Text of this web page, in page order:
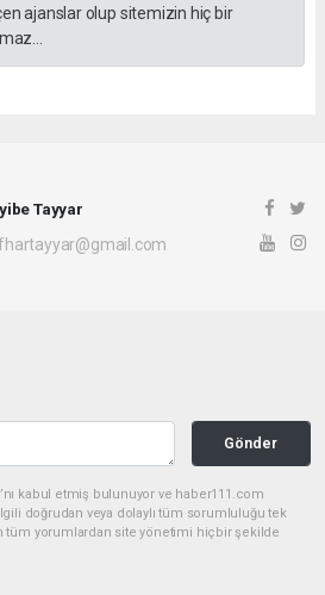
ajanslar olup sitemizin hiç bir
Tayyar
Gönder
kabul etmiş bulunuyor ve haber111.com
doğrudan veya dolaylı tüm sorumluluğu tek
tüm yorumlardan site yönetimi hiçbir şekilde